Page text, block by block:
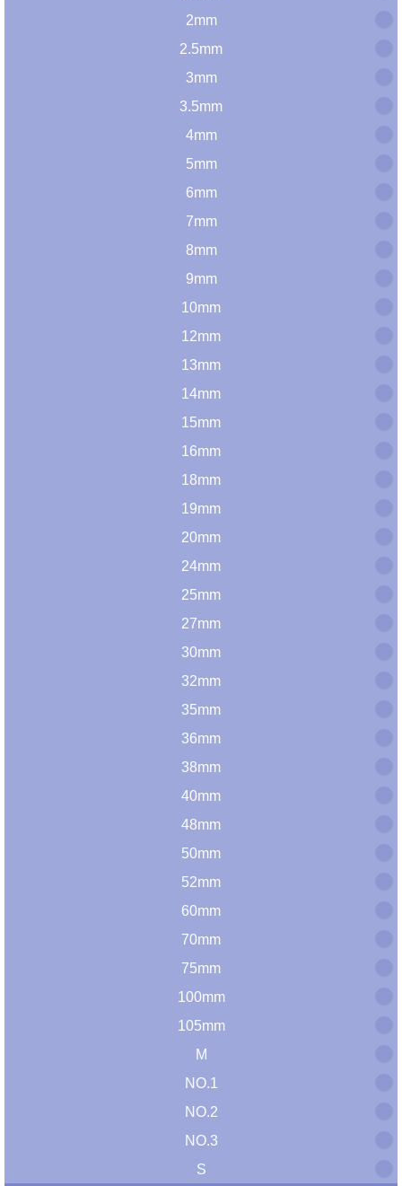
2mm
2.5mm
3mm
3.5mm
4mm
5mm
6mm
7mm
8mm
9mm
10mm
12mm
13mm
14mm
15mm
16mm
18mm
19mm
20mm
24mm
25mm
27mm
30mm
32mm
35mm
36mm
38mm
40mm
48mm
50mm
52mm
60mm
70mm
75mm
100mm
105mm
M
NO.1
NO.2
NO.3
S